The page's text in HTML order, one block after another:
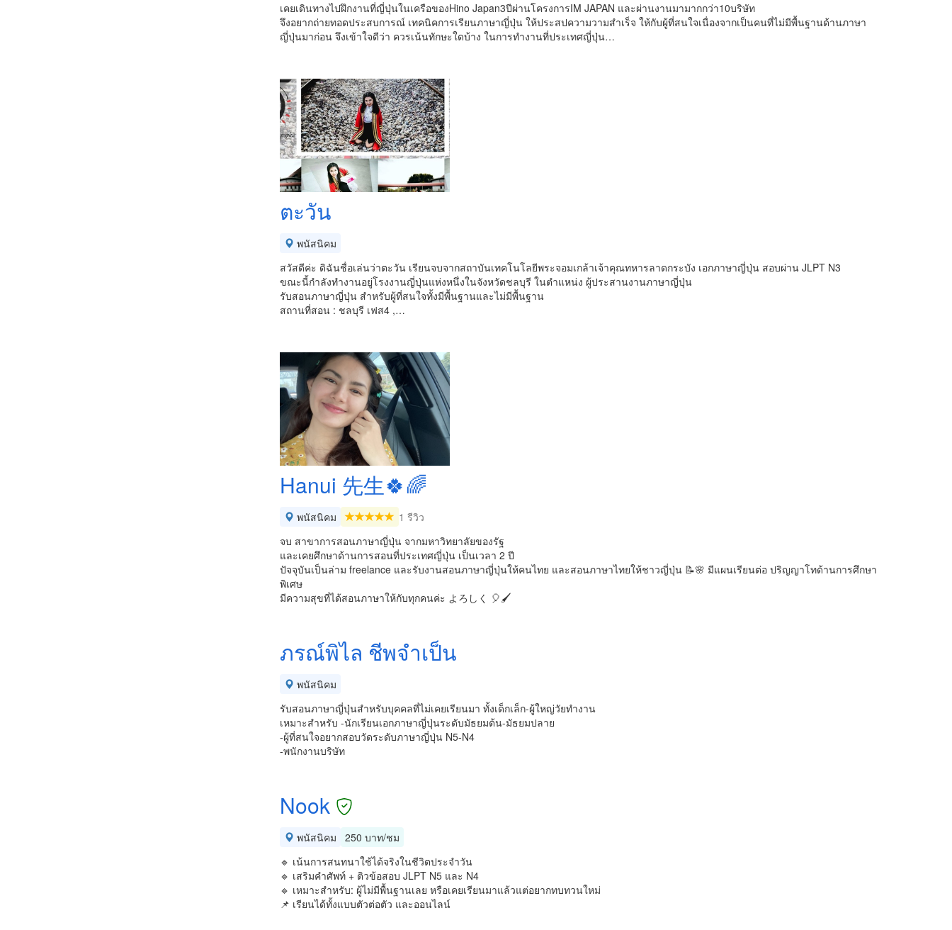
เคยเดินทางไปฝึกงานที่ญี่ปุ่นในเครือของHino Japan3ปีผ่านโครงการIM JAPAN และผ่านงานมามากกว่า10บริษัท
จึงอยากถ่ายทอดประสบการณ์ เทคนิคการเรียนภาษาญี่ปุ่น ให้ประสปความวามสำเร็จ ให้กับผู้ที่สนใจเนื่องจากเป็นคนที่ไม่มีพื้นฐานด้านภาษา
ญี่ปุ่นมาก่อน จึงเข้าใจดีว่า ควรเน้นทักษะใดบ้าง ในการทำงานที่ประเทศญี่ปุ่น…
ตะวัน
พนัสนิคม
สวัสดีค่ะ ดิฉันชื่อเล่นว่าตะวัน เรียนจบจากสถาบันเทคโนโลยีพระจอมเกล้าเจ้าคุณทหารลาดกระบัง เอกภาษาญี่ปุ่น สอบผ่าน JLPT N3
ขณะนี้กำลังทำงานอยู่โรงงานญี่ปุ่นแห่งหนึ่งในจังหวัดชลบุรี ในตำแหน่ง ผู้ประสานงานภาษาญี่ปุ่น
รับสอนภาษาญี่ปุ่น สำหรับผู้ที่สนใจทั้งมีพื้นฐานและไม่มีพื้นฐาน
สถานที่สอน : ชลบุรี เฟส4 ,…
Hanui 先生🍀🌈
พนัสนิคม
1 รีวิว
จบ สาขาการสอนภาษาญี่ปุ่น จากมหาวิทยาลัยของรัฐ
และเคยศึกษาด้านการสอนที่ประเทศญี่ปุ่น เป็นเวลา 2 ปี
ปัจจุบันเป็นล่าม freelance และรับงานสอนภาษาญี่ปุ่นให้คนไทย และสอนภาษาไทยให้ชาวญี่ปุ่น 📝🌸 มีแผนเรียนต่อ ปริญญาโทด้านการศึกษา
พิเศษ
มีความสุขที่ได้สอนภาษาให้กับทุกคนค่ะ よろしく 🎈🖌
ภรณ์พิไล ชีพจำเป็น
พนัสนิคม
รับสอนภาษาญี่ปุ่นสำหรับบุคคลที่ไม่เคยเรียนมา ทั้งเด็กเล็ก-ผู้ใหญ่วัยทำงาน
เหมาะสำหรับ -นักเรียนเอกภาษาญี่ปุ่นระดับมัธยมต้น-มัธยมปลาย
-ผู้ที่สนใจอยากสอบวัดระดับภาษาญี่ปุ่น N5-N4
-พนักงานบริษัท
Nook
พนัสนิคม
250 บาท/ชม
🔹 เน้นการสนทนาใช้ได้จริงในชีวิตประจำวัน
🔹 เสริมคำศัพท์ + ติวข้อสอบ JLPT N5 และ N4
🔹 เหมาะสำหรับ: ผู้ไม่มีพื้นฐานเลย หรือเคยเรียนมาแล้วแต่อยากทบทวนใหม่
📌 เรียนได้ทั้งแบบตัวต่อตัว และออนไลน์